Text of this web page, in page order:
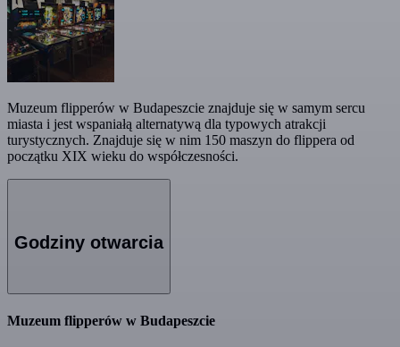
Muzeum flipperów w Budapeszcie znajduje się w samym sercu
miasta i jest wspaniałą alternatywą dla typowych atrakcji
turystycznych. Znajduje się w nim 150 maszyn do flippera od
początku XIX wieku do współczesności.
Godziny otwarcia
Muzeum flipperów w Budapeszcie